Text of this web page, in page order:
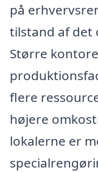
på
tilstand af det
Større
flere
højere
lokalerne er